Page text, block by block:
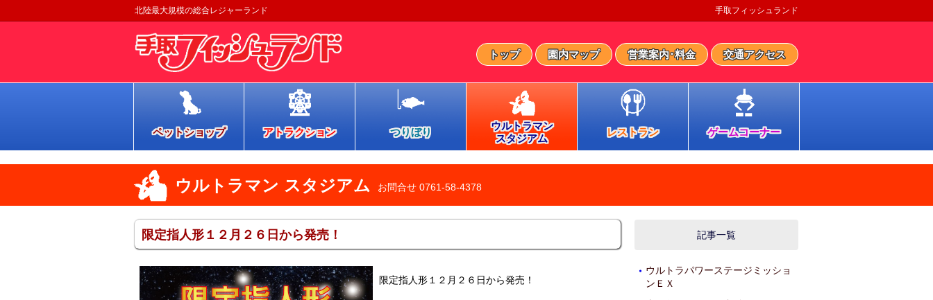
北陸最大規模の総合レジャーランド 手取フィッシュランド
トップ 園内マップ 営業案内･料金 交通アクセス
ペットショップ アトラクション つりぼり
ウルトラマン
スタジアム
レストラン ゲームコーナー
ウルトラマン スタジアム お問合せ 0761-58-4378
限定指人形１２月２６日から発売！
限定指人形１２月２６日から発売！
記事一覧
・ ウルトラパワーステージミッショ
ンＥＸ